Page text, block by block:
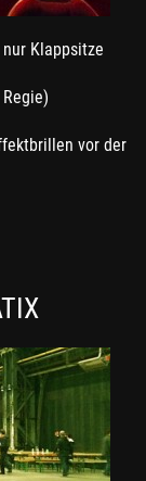
Klappsitze
vor der